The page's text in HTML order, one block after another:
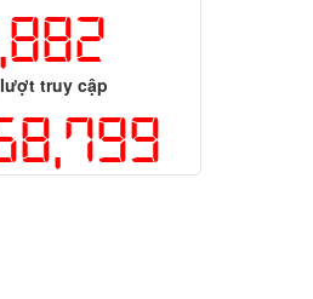
truy cập